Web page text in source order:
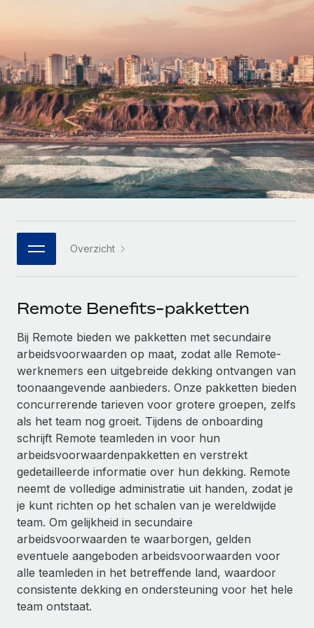
Zzp'ers internationaal onboarden en beheren
Ingewikkelde HR-taken eenvoudig uitbesteden
INFRASTRUCTUUR
Remote Embedded
HR naadloos in workflows integreren
Platform
Ingebouwde essentiële HR-functies voor je team
Integraties
Vraag een expert
Krijg hulp van global HR- en juridische experts
Achtergrondonderzoek
Vereenvoudig het screeningsproces van
kandidaten
Compliance Watchtower
Blijf compliance-risico's voor
Apparaatbeheer
Lever en track wereldwijd IT-middelen
Entiteiten oprichten
Stel snel compliant entiteiten op
Mobiliteit en overplaatsing
Start-ups
Flexibele global HR en payroll solutions voor groeiende
bedrijven
Mid-market
Teams uitbreiden met HR solutions op maat
Enterprise
Global HR voor grote bedrijven
WERK MET ONS SAMEN
Strategische technologiepartners
Een partner worden
Ontdek hoe je met ons kunt samenwerken
Binnenkort beschikbaar
Integraties en advies over AI-automatiseringen
CASESTUDY'S
Hoe AI-pionier Weaviate zijn team met 120%
liet groeien met Remote
Weaviate in één oogopslag Weaviate bouwt open source,
AI-first infrastructuur. De missie van het...
Meer informatie
De strategische samenwerking tussen
Reverse Tech en Remote voor zzp- en payroll-
Ontdek valuta-opties en betaalsnelheden voor
LEREN MET REMOTE
Onderzoek en gidsen
Casestudy's
HR-woordenlijst
Checklists en templates
Webinars
Newsroom
Inzicht in salaris en talent
Inzichtencentrum
Support
Alle bronnen bekijken
BLOG
EOR en PEO
Contractor Management
Belastingen
Naar de blog
Français
Deutsch
Español
Italiano
Português (Portugal)
日本語
한국어
Inloggen
Overzicht
Remote Benefits-pakketten
Bij Remote bieden we pakketten met secundaire
arbeidsvoorwaarden op maat, zodat alle Remote-
werknemers een uitgebreide dekking ontvangen van
toonaangevende aanbieders. Onze pakketten bieden
concurrerende tarieven voor grotere groepen, zelfs
als het team nog groeit. Tijdens de onboarding
schrijft Remote teamleden in voor hun
arbeidsvoorwaardenpakketten en verstrekt
gedetailleerde informatie over hun dekking. Remote
neemt de volledige administratie uit handen, zodat je
je kunt richten op het schalen van je wereldwijde
team. Om gelijkheid in secundaire
arbeidsvoorwaarden te waarborgen, gelden
eventuele aangeboden arbeidsvoorwaarden voor
alle teamleden in het betreffende land, waardoor
consistente dekking en ondersteuning voor het hele
team ontstaat.